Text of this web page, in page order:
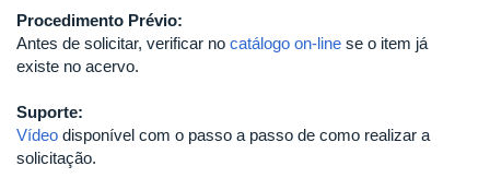
Procedimento Prévio:
Antes de solicitar, verificar no catálogo on-line se o item já
existe no acervo.
Suporte:
Vídeo disponível com o passo a passo de como realizar a
solicitação.